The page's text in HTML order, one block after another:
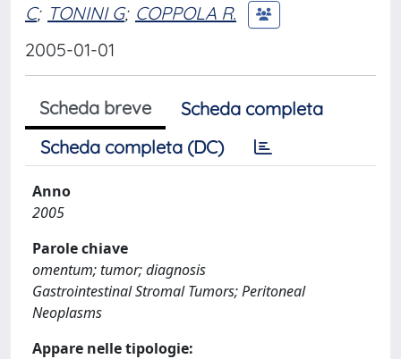
C; TONINI G; COPPOLA R.
2005-01-01
Scheda breve
Scheda completa
Scheda completa (DC)
Anno
2005
Parole chiave
omentum; tumor; diagnosis
Gastrointestinal Stromal Tumors; Peritoneal
Neoplasms
Appare nelle tipologie: